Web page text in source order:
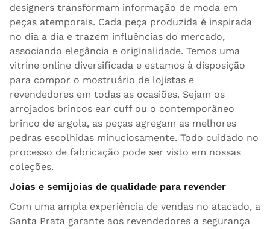
designers transformam informação de moda em
peças atemporais. Cada peça produzida é inspirada
no dia a dia e trazem influências do mercado,
associando elegância e originalidade. Temos uma
vitrine online diversificada e estamos à disposição
para compor o mostruário de lojistas e
revendedores em todas as ocasiões. Sejam os
arrojados brincos ear cuff ou o contemporâneo
brinco de argola, as peças agregam as melhores
pedras escolhidas minuciosamente. Todo cuidado no
processo de fabricação pode ser visto em nossas
coleções.
Joias e semijoias de qualidade para revender
Com uma ampla experiência de vendas no atacado, a
Santa Prata garante aos revendedores a segurança